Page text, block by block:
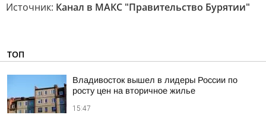
Источник: Канал в МАКС "Правительство Бурятии"
ТОП
Владивосток вышел в лидеры России по
росту цен на вторичное жилье
15:47